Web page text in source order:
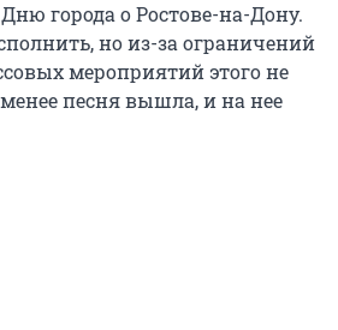
города о Ростове-на-Дону.
но из-за ограничений
мероприятий этого не
песня вышла, и на нее